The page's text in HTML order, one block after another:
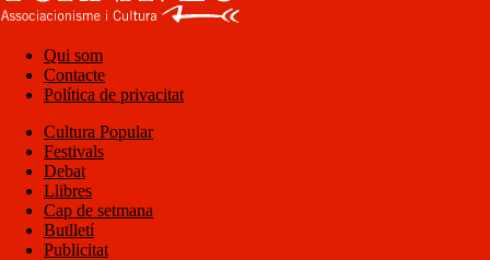
Qui som
Contacte
Política de privacitat
Cultura Popular
Festivals
Debat
Llibres
Cap de setmana
Butlletí
Publicitat